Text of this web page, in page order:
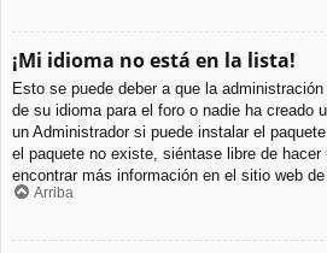
¡Mi idioma no está en la lista!
Esto se puede deber a que la
de su idioma para el foro o nadie ha creado
un Administrador si puede instalar el
el paquete no existe, siéntase libre de hacer
encontrar más información en el sitio web de
Arriba